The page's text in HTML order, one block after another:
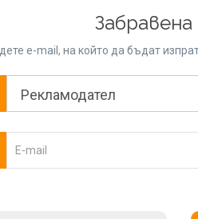
Забравена
e-mail, на който да бъдат